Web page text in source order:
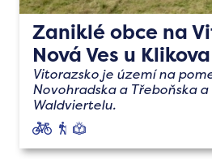
Zaniklé obce na
Nová Ves u Klikova
Vitorazsko je území na
Novohradska a Třeboňska
Waldviertelu.
cyklo
pěší